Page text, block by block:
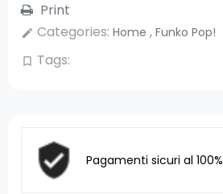
Print
edit Categories: Home , Funko Pop!
bookmark_border Tags:
Pagamenti sicuri al